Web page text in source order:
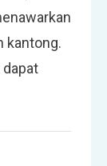
kantong.